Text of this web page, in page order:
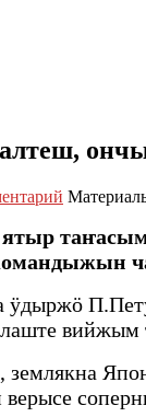
ятыр
вийжым
землякна